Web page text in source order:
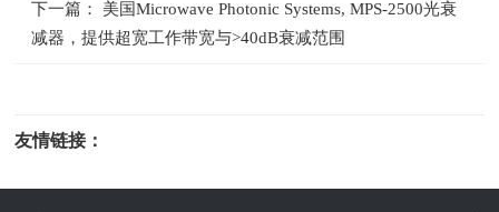
下一篇： 美国Microwave Photonic Systems, MPS-2500光衰
减器，提供超宽工作带宽与>40dB衰减范围
友情链接：